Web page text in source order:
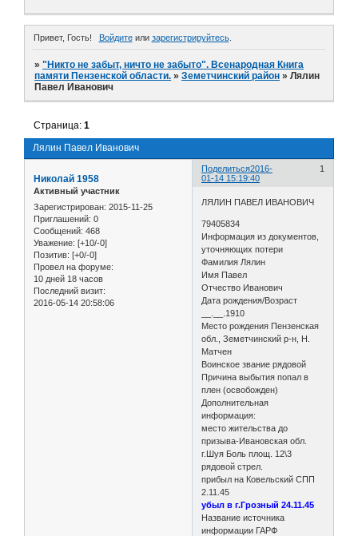
Привет, Гость! Войдитеили зарегистрируйтесь.
»"Никто не забыт, ничто не забыто". Всенародная Книга
памяти Пензенской области. »Земетчинский район »Лялин
Павел Иванович
Лялин Павел Иванович
Страница:1
Поделиться 1
2016-
01-14 15:19:40
Николай 1958
Активный участник
Зарегистрирован: 2015-11-25
Приглашений: 0
Сообщений: 468
Уважение: [+10/-0]
Позитив: [+0/-0]
Провел на форуме:
10 дней 18 часов
Последний визит:
2016-05-14 20:58:06
ЛЯЛИН ПАВЕЛ ИВАНОВИЧ
79405834
Информация из документов,
уточняющих потери
Фамилия Лялин
Имя Павел
Отчество Иванович
Дата рождения/Возраст
__.__.1910
Место рождения Пензенская
обл., Земетчинский р-н, Н.
Матчен
Воинское звание рядовой
Причина выбытия попал в
плен (освобожден)
Дополнительная
информация:
место жительства до
призыва-Ивановская обл.
г.Шуя Боль площ. 12\3
рядовой стрел.
прибыл на Ковельский СПП
2.11.45
убыл в г.Грозный 24.11.45
Название источника
информации ГАРФ